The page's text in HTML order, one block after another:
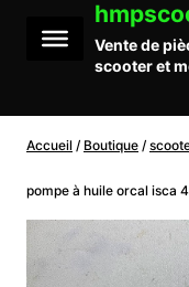
contenu
Vente de
scooter et
Accueil / Boutique /
pompe à huile orcal isca